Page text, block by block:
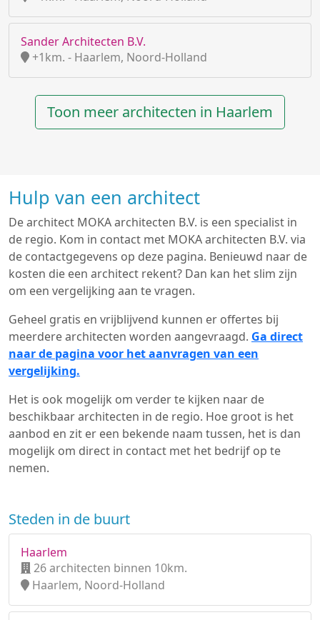
Sander Architecten B.V.
+1km. - Haarlem, Noord-Holland
Toon meer architecten in Haarlem
Hulp van een architect
De architect MOKA architecten B.V. is een specialist in
de regio. Kom in contact met MOKA architecten B.V. via
de contactgegevens op deze pagina. Benieuwd naar de
kosten die een architect rekent? Dan kan het slim zijn
om een vergelijking aan te vragen.
Geheel gratis en vrijblijvend kunnen er offertes bij
meerdere architecten worden aangevraagd. Ga direct
naar de pagina voor het aanvragen van een
vergelijking.
Het is ook mogelijk om verder te kijken naar de
beschikbaar architecten in de regio. Hoe groot is het
aanbod en zit er een bekende naam tussen, het is dan
mogelijk om direct in contact met het bedrijf op te
nemen.
Steden in de buurt
Haarlem
26 architecten binnen 10km.
Haarlem, Noord-Holland